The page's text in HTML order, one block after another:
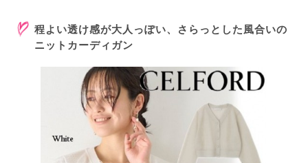
程よい透け感が大人っぽい、さらっとした風合いの
ニットカーディガン